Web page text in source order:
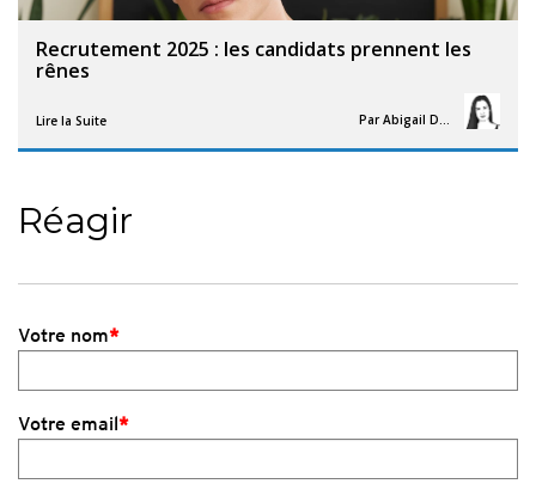
Recrutement 2025 : les candidats prennent les
rênes
Lire la Suite Par
Réagir
Votre nom*
Votre email*